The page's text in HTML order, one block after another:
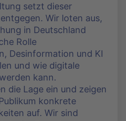
setzt dieser
Wir loten aus,
in Deutschland
Rolle
Desinformation und KI
und wie digitale
kann.
die Lage ein und zeigen
konkrete
auf. Wir sind